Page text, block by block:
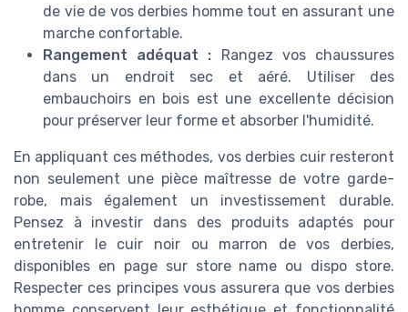
de vie de vos derbies homme tout en assurant une
marche confortable.
Rangement adéquat : Rangez vos chaussures
dans un endroit sec et aéré. Utiliser des
embauchoirs en bois est une excellente décision
pour préserver leur forme et absorber l'humidité.
En appliquant ces méthodes, vos derbies cuir resteront
non seulement une pièce maîtresse de votre garde-
robe, mais également un investissement durable.
Pensez à investir dans des produits adaptés pour
entretenir le cuir noir ou marron de vos derbies,
disponibles en page sur store name ou dispo store.
Respecter ces principes vous assurera que vos derbies